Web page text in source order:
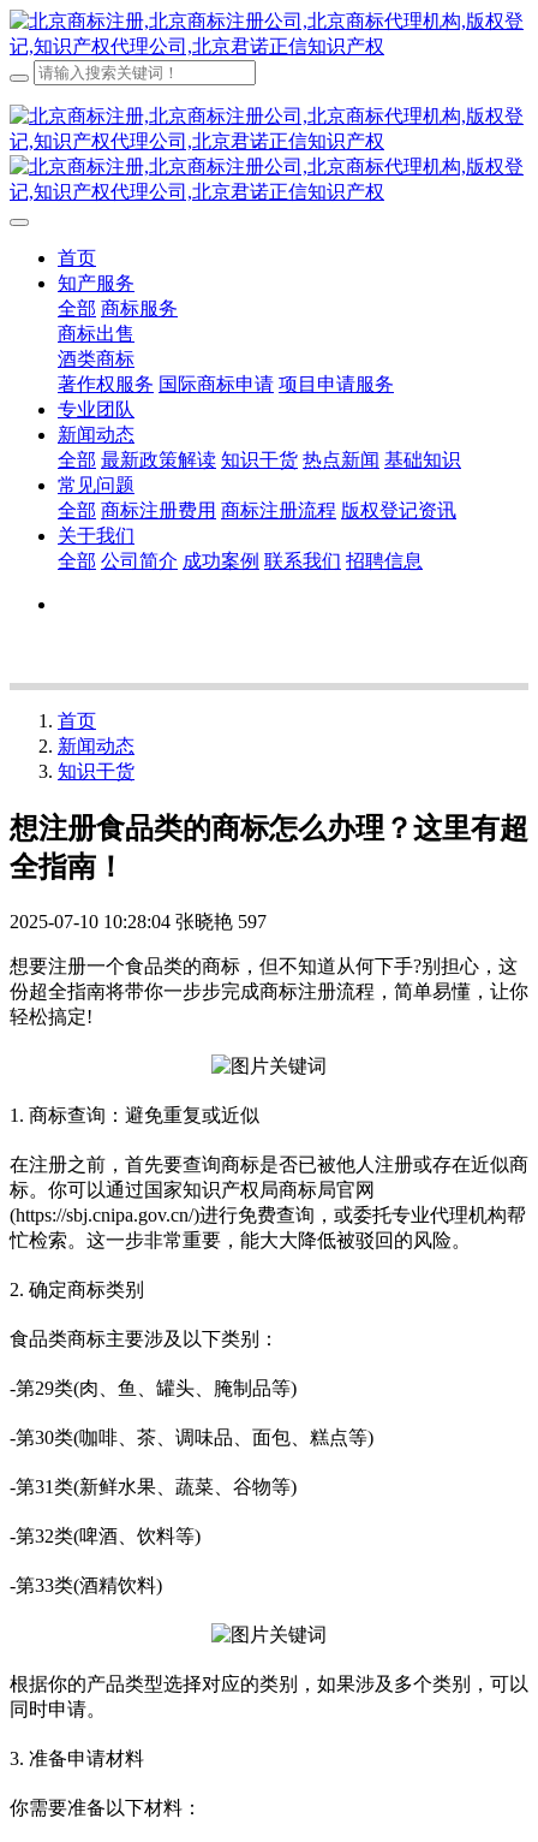
首页
知产服务
全部 商标服务
商标出售
酒类商标
著作权服务 国际商标申请 项目申请服务
专业团队
新闻动态
全部 最新政策解读 知识干货 热点新闻 基础知识
常见问题
全部 商标注册费用 商标注册流程 版权登记资讯
关于我们
全部 公司简介 成功案例 联系我们 招聘信息
首页
新闻动态
知识干货
想注册食品类的商标怎么办理？这里有超
全指南！
2025-07-10 10:28:04 张晓艳 597
想要注册一个食品类的商标，但不知道从何下手?别担心，这
份超全指南将带你一步步完成商标注册流程，简单易懂，让你
轻松搞定!
1. 商标查询：避免重复或近似
在注册之前，首先要查询商标是否已被他人注册或存在近似商
标。你可以通过国家知识产权局商标局官网
(https://sbj.cnipa.gov.cn/)进行免费查询，或委托专业代理机构帮
忙检索。这一步非常重要，能大大降低被驳回的风险。
2. 确定商标类别
食品类商标主要涉及以下类别：
-第29类(肉、鱼、罐头、腌制品等)
-第30类(咖啡、茶、调味品、面包、糕点等)
-第31类(新鲜水果、蔬菜、谷物等)
-第32类(啤酒、饮料等)
-第33类(酒精饮料)
根据你的产品类型选择对应的类别，如果涉及多个类别，可以
同时申请。
3. 准备申请材料
你需要准备以下材料：